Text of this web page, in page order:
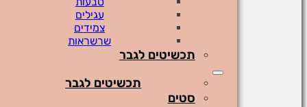
עגילים
צמידים
שרשראות
תכשיטים לגבר
תכשיטים לגבר
סטים